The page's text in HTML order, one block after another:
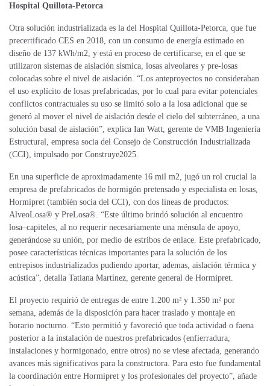
Hospital Quillota-Petorca
Otra solución industrializada es la del Hospital Quillota-Petorca, que fue
precertificado CES en 2018, con un consumo de energía estimado en
diseño de 137 kWh/m2, y está en proceso de certificarse, en el que se
utilizaron sistemas de aislación sísmica, losas alveolares y pre-losas
colocadas sobre el nivel de aislación. “Los anteproyectos no consideraban
el uso explícito de losas prefabricadas, por lo cual para evitar potenciales
conflictos contractuales su uso se limitó solo a la losa adicional que se
generó al mover el nivel de aislación desde el cielo del subterráneo, a una
solución basal de aislación”, explica Ian Watt, gerente de VMB Ingeniería
Estructural, empresa socia del Consejo de Construcción Industrializada
(CCI), impulsado por Construye2025.
En una superficie de aproximadamente 16 mil m2, jugó un rol crucial la
empresa de prefabricados de hormigón pretensado y especialista en losas,
Hormipret (también socia del CCI), con dos líneas de productos:
AlveoLosa® y PreLosa®. “Este último brindó solución al encuentro
losa–capiteles, al no requerir necesariamente una ménsula de apoyo,
generándose su unión, por medio de estribos de enlace. Este prefabricado,
posee características técnicas importantes para la solución de los
entrepisos industrializados pudiendo aportar, ademas, aislación térmica y
acústica”, detalla Tatiana Martínez, gerente general de Hormipret.
El proyecto requirió de entregas de entre 1.200 m² y 1.350 m² por
semana, además de la disposición para hacer traslado y montaje en
horario nocturno. “Esto permitió y favoreció que toda actividad o faena
posterior a la instalación de nuestros prefabricados (enfierradura,
instalaciones y hormigonado, entre otros) no se viese afectada, generando
avances más significativos para la constructora. Para esto fue fundamental
la coordinación entre Hormipret y los profesionales del proyecto”, añade